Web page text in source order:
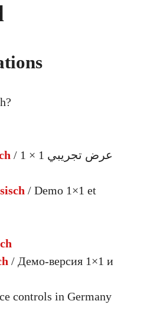
/ عرض تجريبي 1 × 1
/ Demo 1×1 et
/ Демо-версия 1×1 и
controls in Germany